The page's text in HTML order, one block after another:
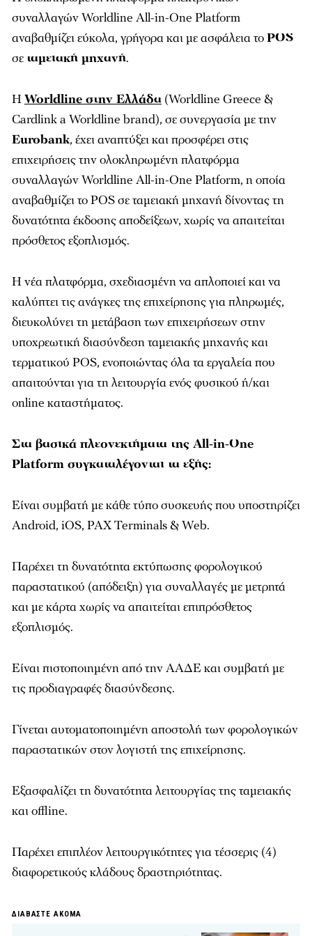
συναλλαγών Worldline All-in-One Platform
αναβαθμίζει εύκολα, γρήγορα και με ασφάλεια τοPOS
σε ταμειακή μηχανή.
ΗWorldline στην Ελλάδα (Worldline Greece &
Cardlink a Worldline brand), σε συνεργασία με την
Eurobank, έχει αναπτύξει και προσφέρει στις
επιχειρήσεις την ολοκληρωμένη πλατφόρμα
συναλλαγών Worldline All-in-One Platform, η οποία
αναβαθμίζει το POS σε ταμειακή μηχανή δίνοντας τη
δυνατότητα έκδοσης αποδείξεων, χωρίς να απαιτείται
πρόσθετος εξοπλισμός.
Η νέα πλατφόρμα, σχεδιασμένη να απλοποιεί και να
καλύπτει τις ανάγκες της επιχείρησης για πληρωμές,
διευκολύνει τη μετάβαση των επιχειρήσεων στην
υποχρεωτική διασύνδεση ταμειακής μηχανής και
τερματικού POS, ενοποιώντας όλα τα εργαλεία που
απαιτούνται για τη λειτουργία ενός φυσικού ή/και
online καταστήματος.
Στα βασικά πλεονεκτήματα της All-in-One
Platform συγκαταλέγονται τα εξής:
Είναι συμβατή με κάθε τύπο συσκευής που υποστηρίζει
Android, iOS, PAX Terminals & Web.
Παρέχει τη δυνατότητα εκτύπωσης φορολογικού
παραστατικού (απόδειξη) για συναλλαγές με μετρητά
και με κάρτα χωρίς να απαιτείται επιπρόσθετος
εξοπλισμός.
Είναι πιστοποιημένη από την ΑΑΔΕ και συμβατή με
τις προδιαγραφές διασύνδεσης.
Γίνεται αυτοματοποιημένη αποστολή των φορολογικών
παραστατικών στον λογιστή της επιχείρησης.
Εξασφαλίζει τη δυνατότητα λειτουργίας της ταμειακής
και offline.
Παρέχει επιπλέον λειτουργικότητες για τέσσερις (4)
διαφορετικούς κλάδους δραστηριότητας.
ΔΙΑΒΑΣΤΕ ΑΚΟΜΑ